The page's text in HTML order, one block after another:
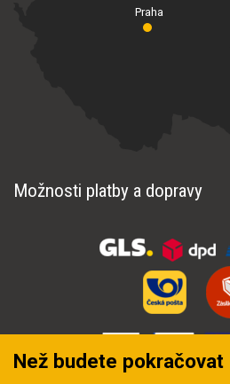
Praha
Možnosti platby a dopravy
Než budete pokračovat